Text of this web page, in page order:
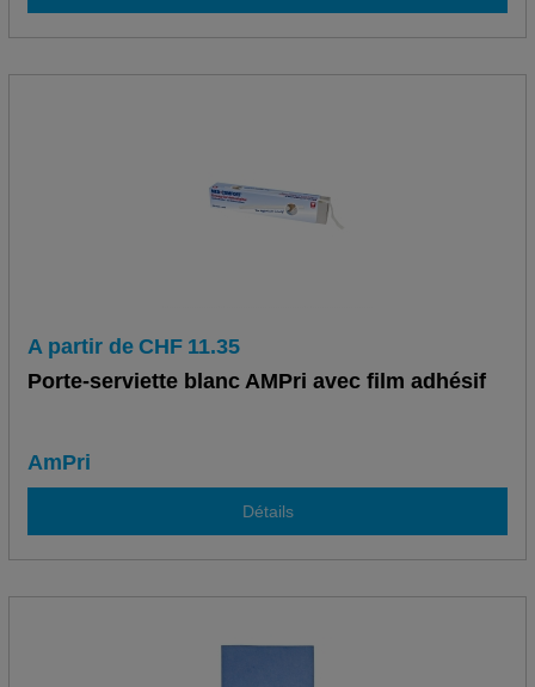
A partir de CHF 11.35
Porte-serviette blanc AMPri avec film adhésif
AmPri
Détails